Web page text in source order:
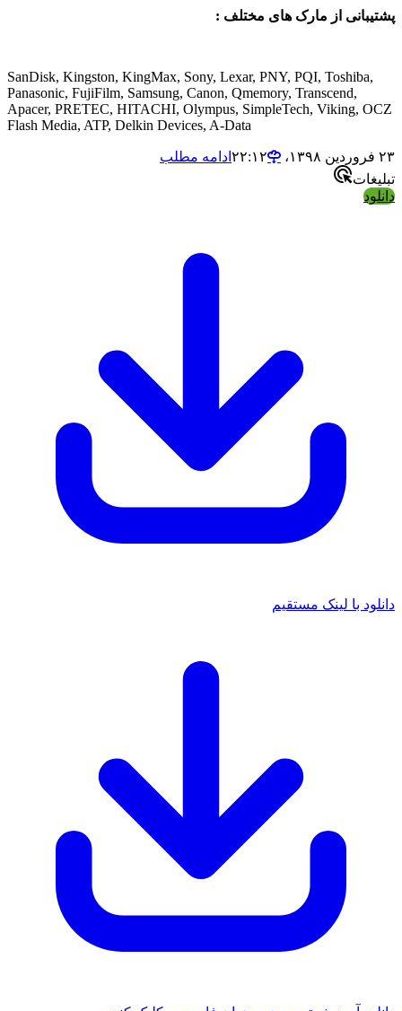
از مارک های مختلف :
SanDisk, Kingston, KingMax, Sony, Lexar, PNY, PQI,
Panasonic, FujiFilm, Samsung, Canon, Qmemory, Transcend,
Apacer, PRETEC, HITACHI, Olympus, SimpleTech, Viking,
Flash Media, ATP, Delkin Devices, A-Data
ادامه مطلب
با لینک مستقیم